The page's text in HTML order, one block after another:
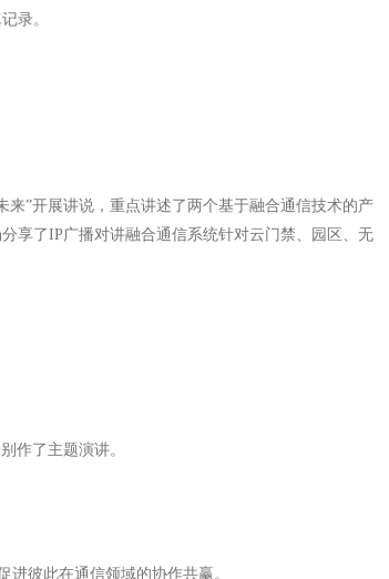
录。
”开展讲说，重点讲述了两个基于融合通信技术的产
享了IP广播对讲融合通信系统针对云门禁、园区、无
作了主题演讲。
进彼此在通信领域的协作共赢。